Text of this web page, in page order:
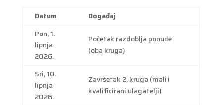
Datum
Događaj
Pon, 1.
lipnja
2026.
Početak razdoblja ponude
(oba kruga)
Sri, 10.
lipnja
2026.
Završetak 2. kruga (mali i
kvalificirani ulagatelji)